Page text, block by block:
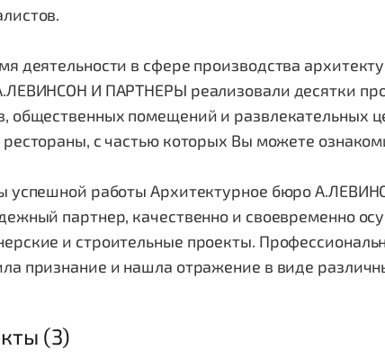
деятельности в сфере производства
И ПАРТНЕРЫ реализовали десятки
общественных помещений и развлекательных
с частью которых Вы можете
успешной работы Архитектурное бюро
партнер, качественно и своевременно
и строительные проекты.
признание и нашла отражение в виде
(3)